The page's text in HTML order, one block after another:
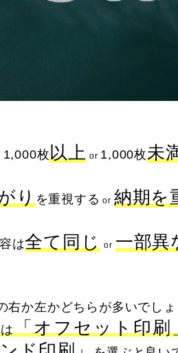
1,000枚 以上 or 1,000枚未
り を重視する or 納期を
は全て同じ or 一部異
右か左かどちらが多いでしょ
「オフセット印刷